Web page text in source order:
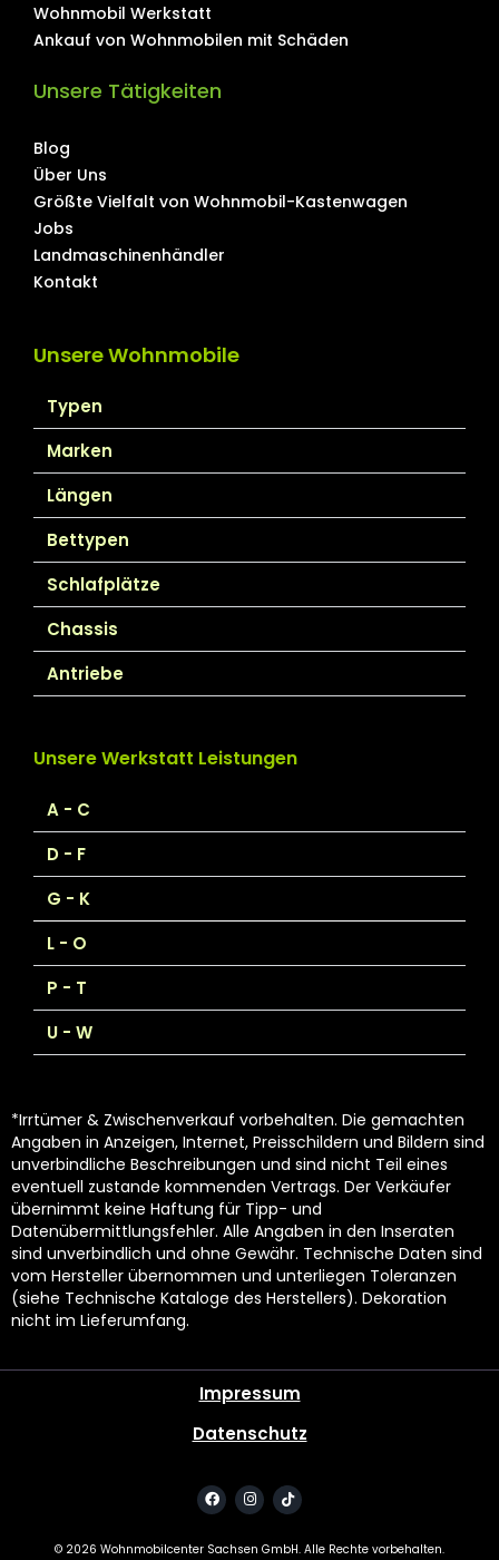
Wohnmobil Werkstatt
Ankauf von Wohnmobilen mit Schäden
Unsere Tätigkeiten
Blog
Über Uns
Größte Vielfalt von Wohnmobil-Kastenwagen
Jobs
Landmaschinenhändler
Kontakt
Unsere Wohnmobile
Typen
Marken
Längen
Bettypen
Schlafplätze
Chassis
Antriebe
Unsere Werkstatt Leistungen
A - C
D - F
G - K
L - O
P - T
U - W
*Irrtümer & Zwischenverkauf vorbehalten. Die gemachten
Angaben in Anzeigen, Internet, Preisschildern und Bildern sind
unverbindliche Beschreibungen und sind nicht Teil eines
eventuell zustande kommenden Vertrags. Der Verkäufer
übernimmt keine Haftung für Tipp- und
Datenübermittlungsfehler. Alle Angaben in den Inseraten
sind unverbindlich und ohne Gewähr. Technische Daten sind
vom Hersteller übernommen und unterliegen Toleranzen
(siehe Technische Kataloge des Herstellers). Dekoration
nicht im Lieferumfang.
Impressum
Datenschutz
© 2026 Wohnmobilcenter Sachsen GmbH. Alle Rechte vorbehalten.